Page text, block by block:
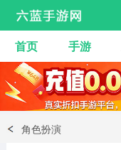
安卓手游
热门手游
动作射击
首页 手游
角色扮演